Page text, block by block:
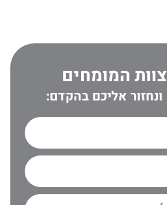
המומחים
אליכם בהקדם: